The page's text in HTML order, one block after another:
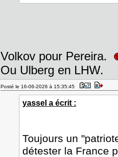
Volkov pour Pereira.
Ou Ulberg en LHW.
Posté le 16-06-2026 à 15:35:45
yassel a écrit :
Toujours un
détester la France